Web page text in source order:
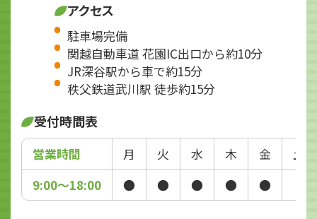
アクセス
駐車場完備
関越自動車道 花園IC出口から約10分
JR深谷駅から車で約15分
秩父鉄道武川駅 徒歩約15分
受付時間表
営業時間 月 火 水 木 金
土
9:00～18:00
● ● ● ● ●